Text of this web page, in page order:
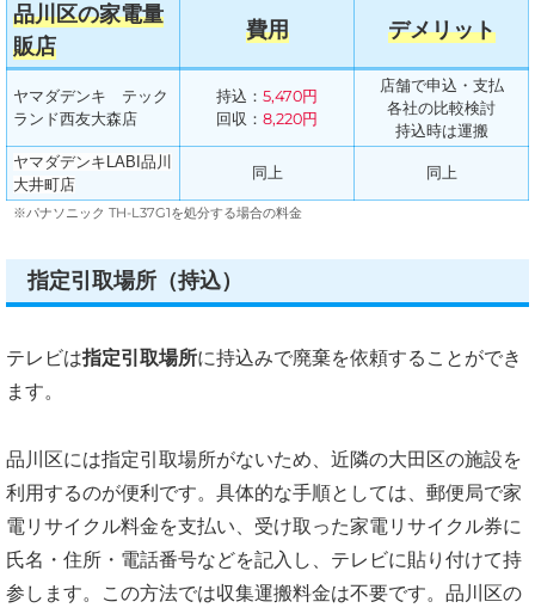
品川区の家電量
販店
費用 デメリット
ヤマダデンキ テック
ランド西友大森店
持込： 5,470円
回収： 8,220円
店舗で申込・支払
各社の比較検討
持込時は運搬
ヤマダデンキLABI品川
大井町店
同上 同上
※パナソニック TH-L37G1を処分する場合の料金
指定引取場所（持込）
テレビは指定引取場所に持込みで廃棄を依頼することができ
ます。
品川区には指定引取場所がないため、近隣の大田区の施設を
利用するのが便利です。具体的な手順としては、郵便局で家
電リサイクル料金を支払い、受け取った家電リサイクル券に
氏名・住所・電話番号などを記入し、テレビに貼り付けて持
参します。この方法では収集運搬料金は不要です。品川区の